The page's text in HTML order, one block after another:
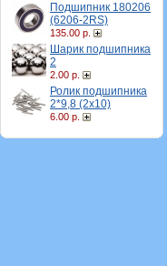
Подшипник 180206
(6206-2RS)
135.00 р.
Шарик подшипника
2
2.00 р.
Ролик подшипника
2*9,8 (2х10)
6.00 р.